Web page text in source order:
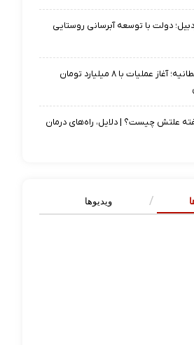
دولت با توسعه آبرسانی روستایی
مرمت گنبد سلطانیه؛ آغاز عملیات با ۸ میلیارد تومان
علتش چیست؟ | دلایل، راه‌های درمان
ویدیوها